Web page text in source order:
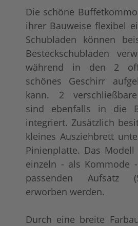
tief gebürstet
- 10.254,00 €
Die schöne
ihrer Bauweise flexibel
Schubladen können
Besteckschubladen
während in den 2
schönes Geschirr
kann. 2
sind ebenfalls in die
integriert. Zusätzlich
kleines Ausziehbrett
Pinienplatte. Das
einzeln - als Kommode
passenden Aufsatz
erworben werden.
Durch eine breite